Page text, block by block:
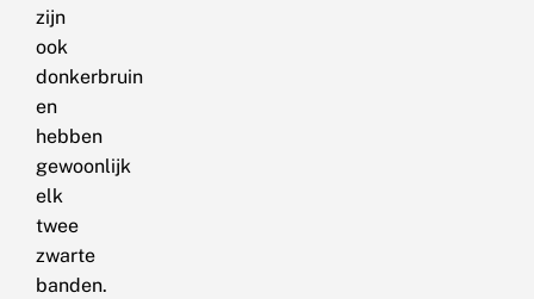
zijn
ook
donkerbruin
en
hebben
gewoonlijk
elk
twee
zwarte
banden.